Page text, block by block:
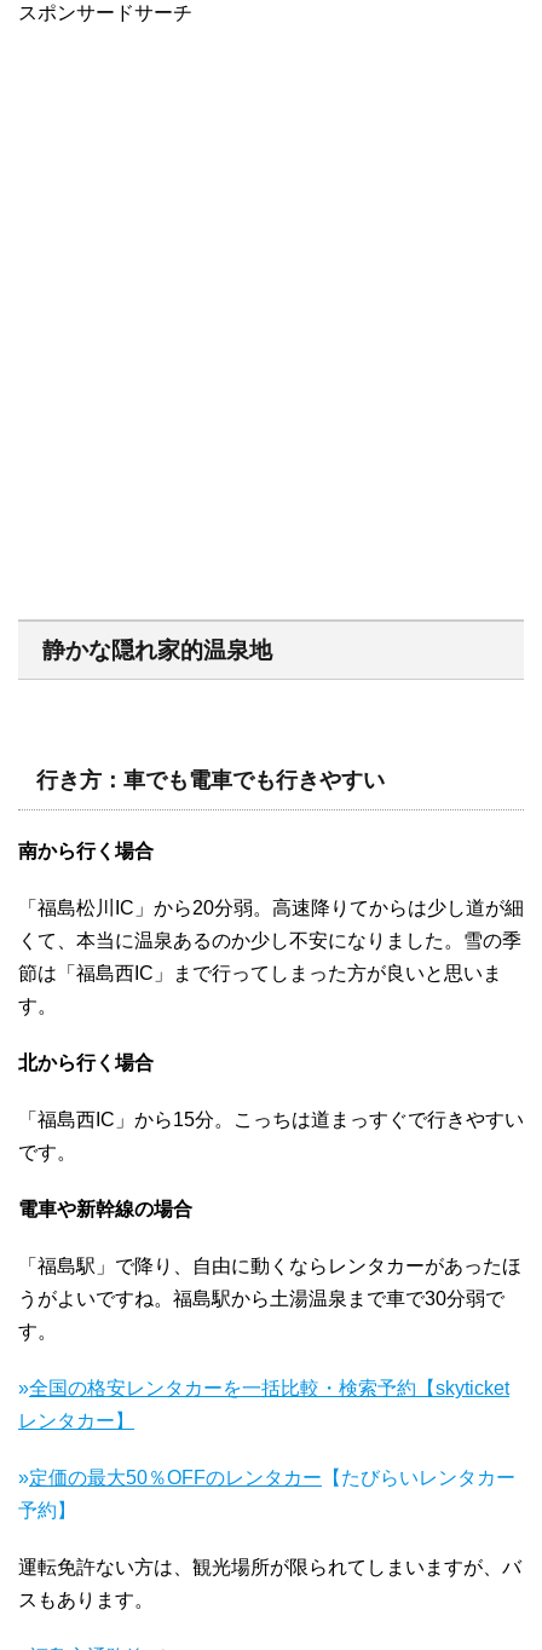
スポンサードサーチ
静かな隠れ家的温泉地
行き方：車でも電車でも行きやすい
南から行く場合
「福島松川IC」から20分弱。高速降りてからは少し道が細
くて、本当に温泉あるのか少し不安になりました。雪の季
節は「福島西IC」まで行ってしまった方が良いと思いま
す。
北から行く場合
「福島西IC」から15分。こっちは道まっすぐで行きやすい
です。
電車や新幹線の場合
「福島駅」で降り、自由に動くならレンタカーがあったほ
うがよいですね。福島駅から土湯温泉まで車で30分弱で
す。
»全国の格安レンタカーを一括比較・検索予約【skyticket
レンタカー】
»定価の最大50％OFFのレンタカー 【たびらいレンタカー
予約】
運転免許ない方は、観光場所が限られてしまいますが、バ
スもあります。